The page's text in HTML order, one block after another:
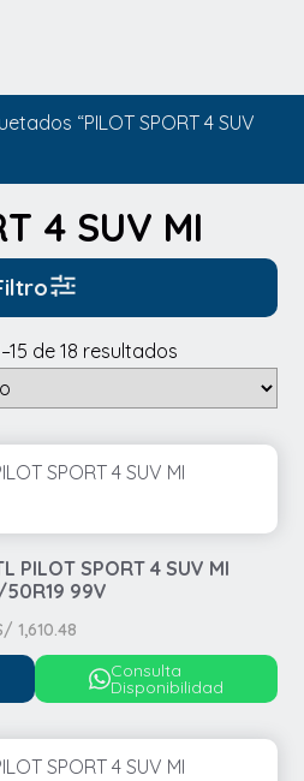
“PILOT SPORT 4 SUV
4 SUV MI
de 18 resultados
PILOT SPORT 4 SUV MI
99V
1,610.48
Consulta
Disponibilidad